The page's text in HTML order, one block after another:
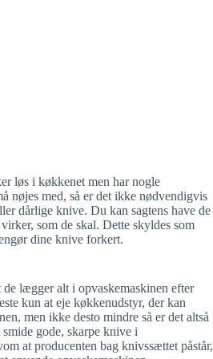
løs i køkkenet men har nogle
nøjes med, så er det ikke nødvendigvis
dårlige knive. Du kan sagtens have de
som de skal. Dette skyldes som
dine knive forkert.
lægger alt i opvaskemaskinen efter
kun at eje køkkenudstyr, der kan
men ikke desto mindre så er det altså
gode, skarpe knive i
at producenten bag knivssættet påstår,